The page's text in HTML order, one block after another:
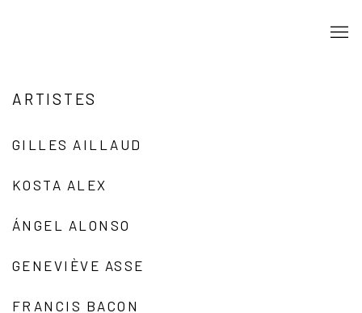
ARTISTES
GILLES AILLAUD
KOSTA ALEX
ÁNGEL ALONSO
GENEVIÈVE ASSE
FRANCIS BACON